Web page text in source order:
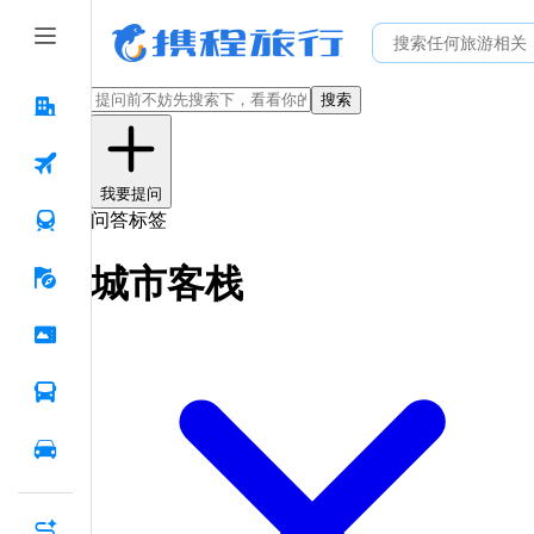
搜索
我要提问
问答标签
城市客栈